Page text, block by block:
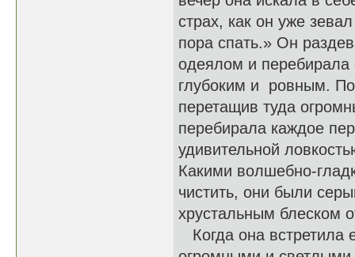
страх, как он уже
пора спать.» Он
одеялом и перебирала
глубоким и ровным.
перетащив туда
перебирала каждое
удивительной
Какими волшебно-
чистить, они были
хрустальным блеском
Когда она встретила